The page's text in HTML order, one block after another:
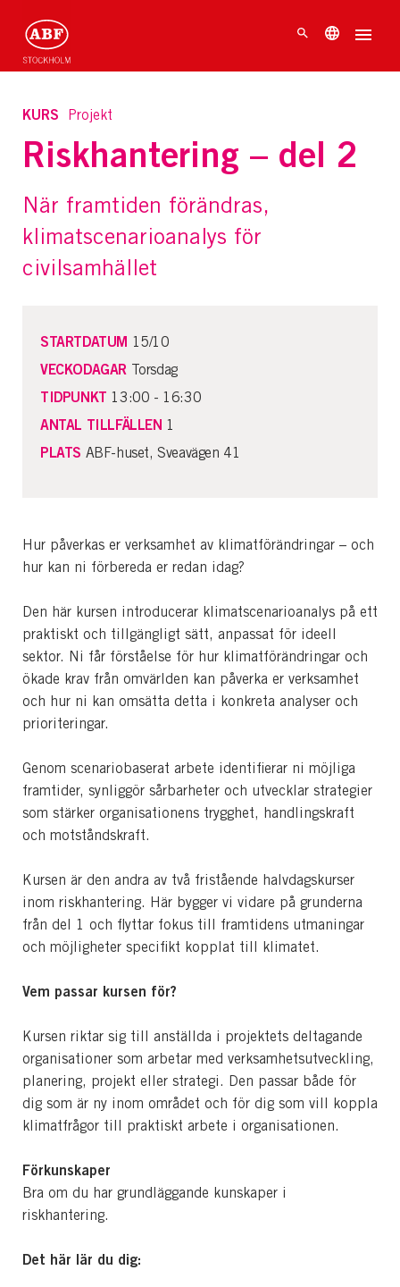
KURS Projekt
Riskhantering – del 2
När framtiden förändras,
klimatscenarioanalys för
civilsamhället
Hur påverkas er verksamhet av klimatförändringar – och
hur kan ni förbereda er redan idag?
Den här kursen introducerar klimatscenarioanalys på ett
praktiskt och tillgängligt sätt, anpassat för ideell
sektor. Ni får förståelse för hur klimatförändringar och
ökade krav från omvärlden kan påverka er verksamhet
och hur ni kan omsätta detta i konkreta analyser och
prioriteringar.
Genom scenariobaserat arbete identifierar ni möjliga
framtider, synliggör sårbarheter och utvecklar strategier
som stärker organisationens trygghet, handlingskraft
och motståndskraft.
Kursen är den andra av två fristående halvdagskurser
inom riskhantering. Här bygger vi vidare på grunderna
från del 1 och flyttar fokus till framtidens utmaningar
och möjligheter specifikt kopplat till klimatet.
Vem passar kursen för?
Kursen riktar sig till anställda i projektets deltagande
organisationer som arbetar med verksamhetsutveckling,
planering, projekt eller strategi. Den passar både för
dig som är ny inom området och för dig som vill koppla
klimatfrågor till praktiskt arbete i organisationen.
Förkunskaper
Bra om du har grundläggande kunskaper i
riskhantering.
Det här lär du dig:
STARTDATUM 15/10
VECKODAGAR Torsdag
TIDPUNKT 13:00 - 16:30
ANTAL TILLFÄLLEN 1
PLATS ABF-huset, Sveavägen 41